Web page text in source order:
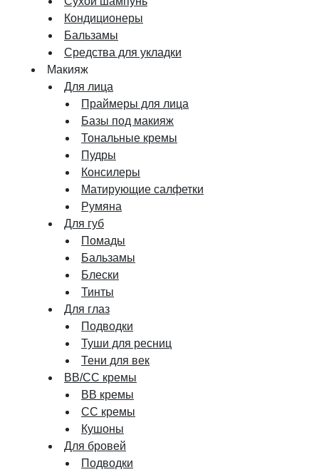
Кондиционеры
Бальзамы
Средства для укладки
Макияж
Для лица
Праймеры для лица
Базы под макияж
Тональные кремы
Пудры
Консилеры
Матирующие салфетки
Румяна
Для губ
Помады
Бальзамы
Блески
Тинты
Для глаз
Подводки
Туши для ресниц
Тени для век
BB/CC кремы
BB кремы
СС кремы
Кушоны
Для бровей
Подводки